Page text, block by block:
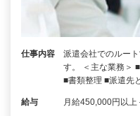
仕事内容
派遣会社でのルー
す。 ＜主な業務＞
■書類整理 ■派遣先
給与 月給450,000円以上